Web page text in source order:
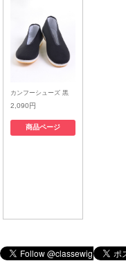
カンフーシューズ 黒
2,090円
商品ページ